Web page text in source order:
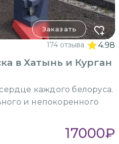
Заказать
174 отзыва 4.98
в Хатынь и Курган
каждого белоруса.
и непокоренного
17000₽